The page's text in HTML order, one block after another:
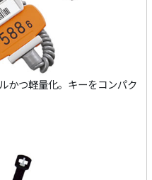
かつ軽量化。キーをコンパク